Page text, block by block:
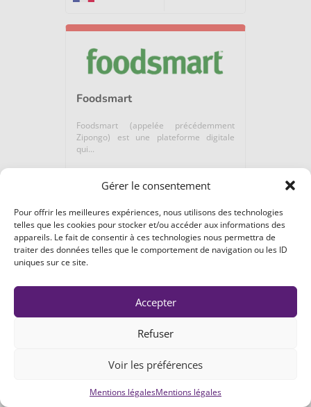
Gérer le consentement
Pour offrir les meilleures expériences, nous utilisons des technologies
telles que les cookies pour stocker et/ou accéder aux informations des
appareils. Le fait de consentir à ces technologies nous permettra de
traiter des données telles que le comportement de navigation ou les ID
uniques sur ce site.
Accepter
Refuser
Voir les préférences
Mentions légalesMentions légales
Foodsmart
Foodsmart (appelée précédemment
Zipongo) est une plateforme digitale
qui...
Microbiome / Nutrition /...
ETATS-UNIS SAVOIR +
Galecto Biotech
années de recherche sur les...